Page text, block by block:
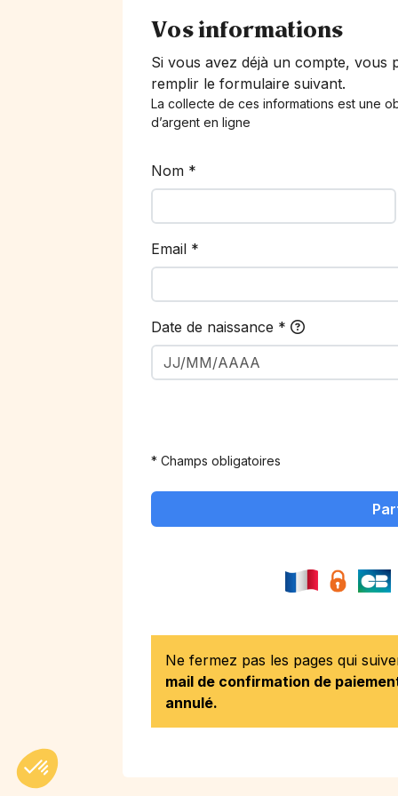
Vos informations
Si vous avez déjà un compte, vous
remplir le formulaire suivant.
La collecte de ces informations est une
d’argent en ligne
Nom *
Email *
Date de naissance *
* Champs obligatoires
Ne fermez pas les pages qui
mail de confirmation de
annulé.